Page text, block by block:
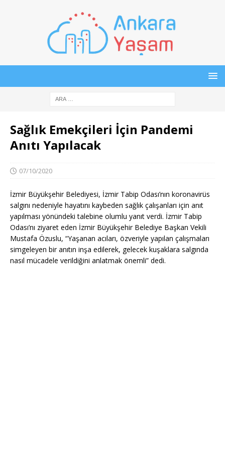
Sağlık Emekçileri İçin Pandemi
Anıtı Yapılacak
07/10/2020
İzmir Büyükşehir Belediyesi, İzmir Tabip Odası’nın koronavirüs
salgını nedeniyle hayatını kaybeden sağlık çalışanları için anıt
yapılması yönündeki talebine olumlu yanıt verdi. İzmir Tabip
Odası’nı ziyaret eden İzmir Büyükşehir Belediye Başkan Vekili
Mustafa Özuslu, “Yaşanan acıları, özveriyle yapılan çalışmaları
simgeleyen bir anıtın inşa edilerek, gelecek kuşaklara salgında
nasıl mücadele verildiğini anlatmak önemli” dedi.